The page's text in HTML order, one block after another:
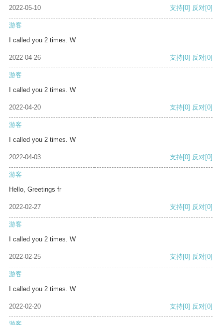
2022-05-10 支持[0] 反对[0]
游客
I called you 2 times. W
2022-04-26 支持[0] 反对[0]
游客
I called you 2 times. W
2022-04-20 支持[0] 反对[0]
游客
I called you 2 times. W
2022-04-03 支持[0] 反对[0]
游客
Hello, Greetings fr
2022-02-27 支持[0] 反对[0]
游客
I called you 2 times. W
2022-02-25 支持[0] 反对[0]
游客
I called you 2 times. W
2022-02-20 支持[0] 反对[0]